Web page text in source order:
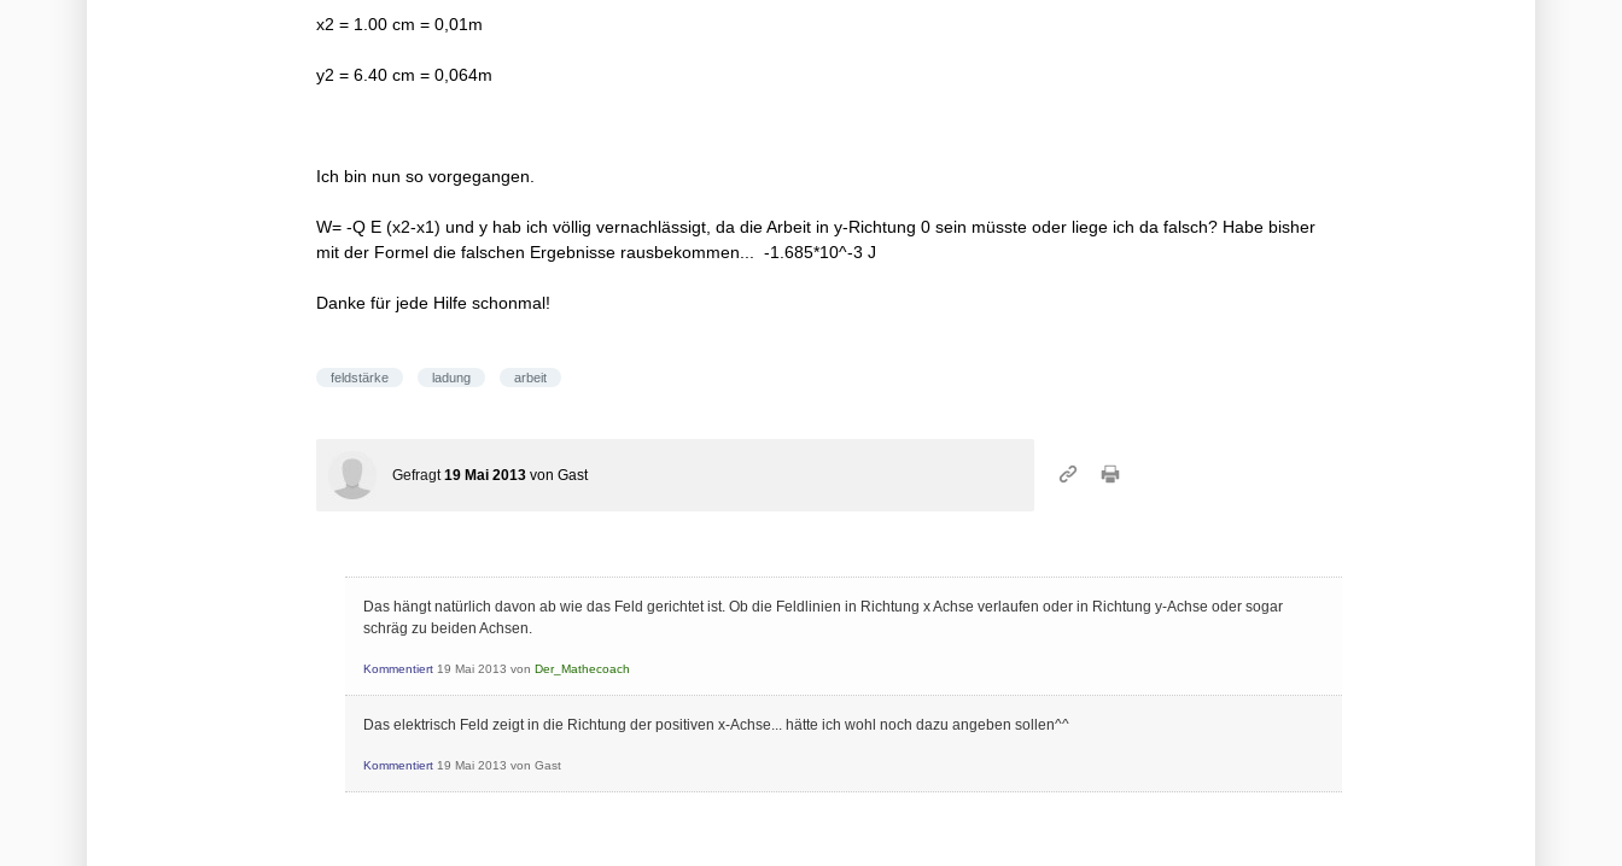
x2 = 1.00 cm = 0,01m
y2 = 6.40 cm = 0,064m
Ich bin nun so vorgegangen.
W= -Q E (x2-x1) und y hab ich völlig vernachlässigt, da die Arbeit in y-Richtung 0 sein müsste oder liege ich da falsch? Habe bisher
mit der Formel die falschen Ergebnisse rausbekommen... -1.685*10^-3 J
Danke für jede Hilfe schonmal!
feldstärke ladung arbeit
Gefragt 19 Mai 2013 von Gast
Das hängt natürlich davon ab wie das Feld gerichtet ist. Ob die Feldlinien in Richtung x Achse verlaufen oder in Richtung y-Achse oder sogar
schräg zu beiden Achsen.
Kommentiert 19 Mai 2013 von Der_Mathecoach
Das elektrisch Feld zeigt in die Richtung der positiven x-Achse... hätte ich wohl noch dazu angeben sollen^^
Kommentiert 19 Mai 2013 von Gast